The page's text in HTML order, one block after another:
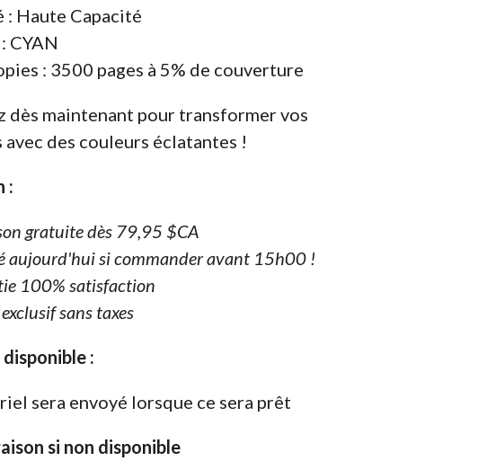
: Haute Capacité
CYAN
: 3500 pages à 5% de couverture
dès maintenant pour transformer vos
avec des couleurs éclatantes !
:
gratuite dès 79,95 $CA
aujourd'hui si commander avant 15h00 !
100% satisfaction
sans taxes
:
sera envoyé lorsque ce sera prêt
si non disponible